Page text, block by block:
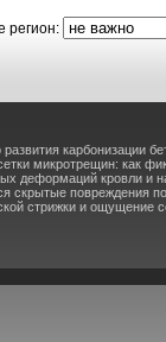
регион:
карбонизации
микротрещин: как
деформаций кровли и
скрытые повреждения
стрижки и ощущение